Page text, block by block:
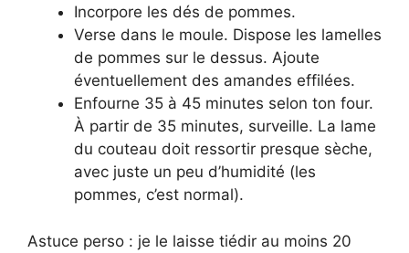
Incorpore les dés de pommes.
Verse dans le moule. Dispose les lamelles
de pommes sur le dessus. Ajoute
éventuellement des amandes effilées.
Enfourne 35 à 45 minutes selon ton four.
À partir de 35 minutes, surveille. La lame
du couteau doit ressortir presque sèche,
avec juste un peu d’humidité (les
pommes, c’est normal).
Astuce perso : je le laisse tiédir au moins 20